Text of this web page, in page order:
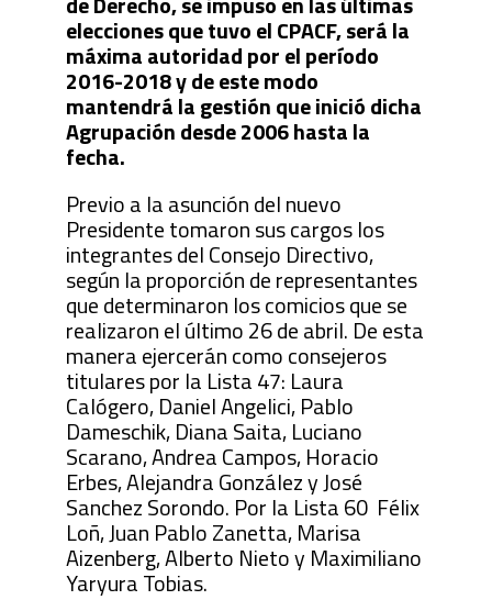
elecciones que tuvo el CPACF, será la
máxima autoridad por el período
2016-2018 y de este modo
mantendrá la gestión que inició dicha
Agrupación desde 2006 hasta la
fecha.
Previo a la asunción del nuevo
Presidente tomaron sus cargos los
integrantes del Consejo Directivo,
según la proporción de representantes
que determinaron los comicios que se
realizaron el último 26 de abril. De esta
manera ejercerán como consejeros
titulares por la Lista 47: Laura
Calógero, Daniel Angelici, Pablo
Dameschik, Diana Saita, Luciano
Scarano, Andrea Campos, Horacio
Erbes, Alejandra González y José
Sanchez Sorondo. Por la Lista 60 Félix
Loñ, Juan Pablo Zanetta, Marisa
Aizenberg, Alberto Nieto y Maximiliano
Yaryura Tobias.